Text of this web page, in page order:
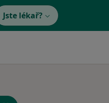
Jste lékař?